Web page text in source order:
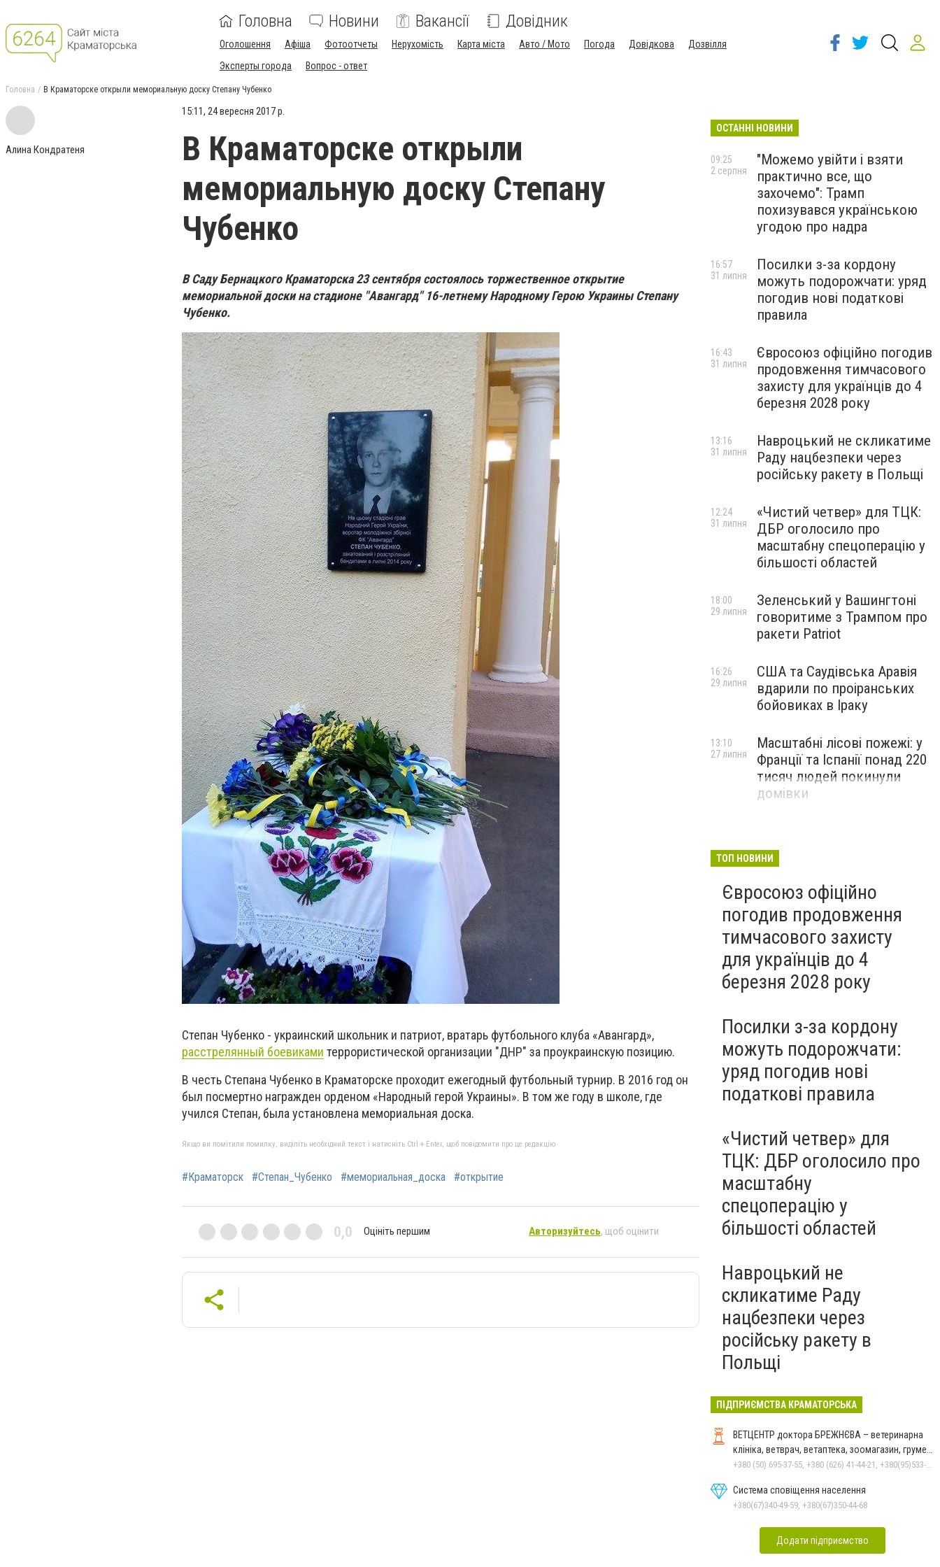
Головна Новини Вакансії Довідник
Оголошення Афіша Фотоотчеты Нерухомість Карта міста Авто / Мото Погода Довідкова
Дозвілля
Эксперты города
Вопрос - ответ
Головна В Краматорске открыли мемориальную доску Степану Чубенко
Алина Кондратеня
15:11, 24 вересня 2017 р.
В Краматорске открыли
мемориальную доску Степану
Чубенко
В Саду Бернацкого Краматорска 23 сентября состоялось торжественное открытие
мемориальной доски на стадионе "Авангард" 16-летнему Народному Герою Украины Степану
Чубенко.
Степан Чубенко - украинский школьник и патриот, вратарь футбольного клуба «Авангард»,
расстрелянный боевиками террористической организации "ДНР" за проукраинскую позицию.
В честь Степана Чубенко в Краматорске проходит ежегодный футбольный турнир. В 2016 год он
был посмертно награжден орденом «Народный герой Украины». В том же году в школе, где
учился Степан, была установлена мемориальная доска.
Якщо ви помітили помилку, виділіть необхідний текст і натисніть Ctrl + Enter, щоб повідомити про це редакцію
#Краматорск #Степан_Чубенко #мемориальная_доска #открытие
0,0 Оцініть першим Авторизуйтесь, щоб оцінити
ОСТАННІ НОВИНИ
"Можемо увійти і взяти
практично все, що
захочемо": Трамп
похизувався українською
угодою про надра
09:25
2 серпня
Посилки з-за кордону
можуть подорожчати: уряд
погодив нові податкові
правила
16:57
31 липня
Євросоюз офіційно погодив
продовження тимчасового
захисту для українців до 4
березня 2028 року
16:43
31 липня
Навроцький не скликатиме
Раду нацбезпеки через
російську ракету в Польщі
13:16
31 липня
«Чистий четвер» для ТЦК:
ДБР оголосило про
масштабну спецоперацію у
більшості областей
12:24
31 липня
Зеленський у Вашингтоні
говоритиме з Трампом про
ракети Patriot
18:00
29 липня
США та Саудівська Аравія
вдарили по проіранських
бойовиках в Іраку
16:26
29 липня
Масштабні лісові пожежі: у
Франції та Іспанії понад 220
тисяч людей покинули
домівки
13:10
27 липня
ТОП НОВИНИ
Євросоюз офіційно
погодив продовження
тимчасового захисту
для українців до 4
березня 2028 року
Посилки з-за кордону
можуть подорожчати:
уряд погодив нові
податкові правила
«Чистий четвер» для
ТЦК: ДБР оголосило про
масштабну
спецоперацію у
більшості областей
Навроцький не
скликатиме Раду
нацбезпеки через
російську ракету в
Польщі
ПІДПРИЄМСТВА КРАМАТОРСЬКА
ВЕТЦЕНТР доктора БРЕЖНЄВА – ветеринарна
клініка, ветврач, ветаптека, зоомагазин, грумер,
стрижки.
+380 (50) 695-37-55, +380 (626) 41-44-21, +380(95)533-90-03
Система сповіщення населення
+380(67)340-49-59, +380(67)350-44-68
Додати підприємство